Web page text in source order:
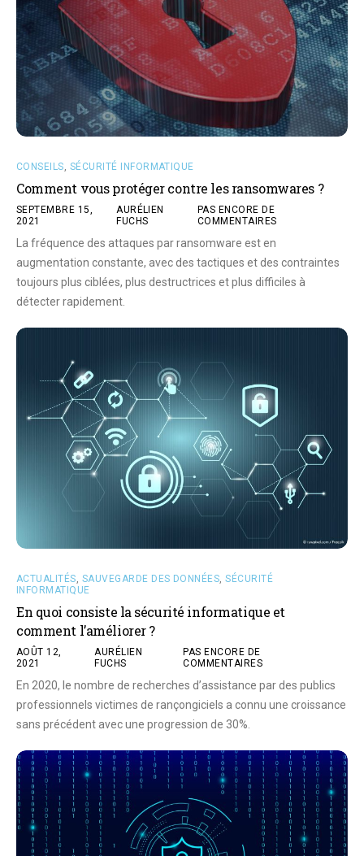
CONSEILS, SÉCURITÉ INFORMATIQUE
Comment vous protéger contre les ransomwares ?
SEPTEMBRE 15,
2021
AURÉLIEN
FUCHS
PAS ENCORE DE
COMMENTAIRES
La fréquence des attaques par ransomware est en
augmentation constante, avec des tactiques et des contraintes
toujours plus ciblées, plus destructrices et plus difficiles à
détecter rapidement.
ACTUALITÉS, SAUVEGARDE DES DONNÉES,SÉCURITÉ
INFORMATIQUE
En quoi consiste la sécurité informatique et
comment l’améliorer ?
AOÛT 12,
2021
AURÉLIEN
FUCHS
PAS ENCORE DE
COMMENTAIRES
En 2020, le nombre de recherches d’assistance par des publics
professionnels victimes de rançongiciels a connu une croissance
sans précédent avec une progression de 30%.